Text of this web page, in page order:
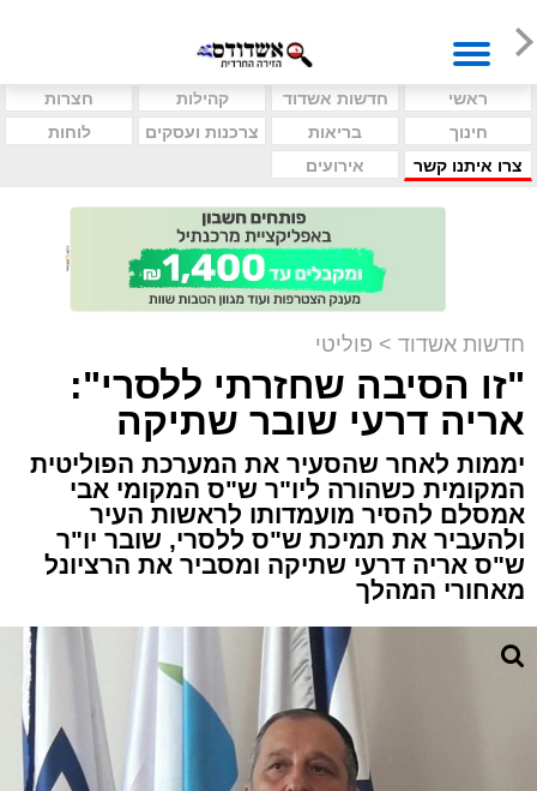
ראשי חדשות אשדוד קהילות
חצרות
חינוך
בריאות צרכנות ועסקים
לוחות
צרו איתנו קשר
אירועים
חדשות אשדוד > פוליטי
"זו הסיבה שחזרתי ללסרי":
אריה דרעי שובר שתיקה
יממות לאחר שהסעיר את המערכת הפוליטית
המקומית כשהורה ליו"ר ש"ס המקומי אבי
אמסלם להסיר מועמדותו לראשות העיר
ולהעביר את תמיכת ש"ס ללסרי, שובר יו"ר
ש"ס אריה דרעי שתיקה ומסביר את הרציונל
מאחורי המהלך